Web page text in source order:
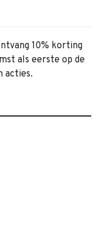
10% korting
als eerste op de
acties.